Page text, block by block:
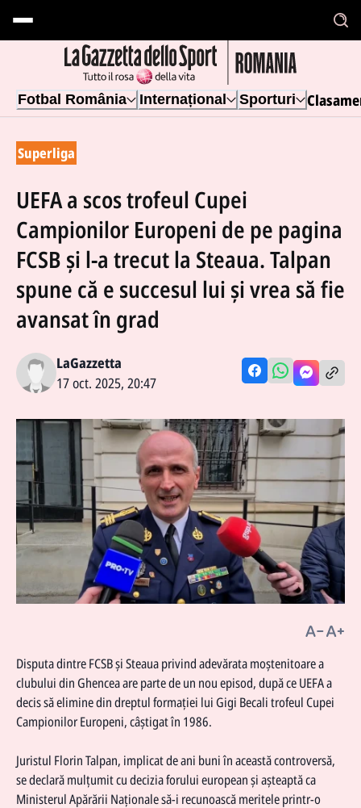
Fotbal România Internațional Sporturi
Superliga
UEFA a scos trofeul Cupei
Campionilor Europeni de pe pagina
FCSB și l-a trecut la Steaua. Talpan
spune că e succesul lui și vrea să fie
avansat în grad
LaGazzetta
17 oct. 2025, 20:47
Disputa dintre FCSB și Steaua privind adevărata moștenitoare a
clubului din Ghencea are parte de un nou episod, după ce UEFA a
decis să elimine din dreptul formației lui Gigi Becali trofeul Cupei
Campionilor Europeni, câștigat în 1986.
Juristul Florin Talpan, implicat de ani buni în această controversă,
se declară mulțumit cu decizia forului european și așteaptă ca
Ministerul Apărării Naționale să-i recunoască meritele printr-o